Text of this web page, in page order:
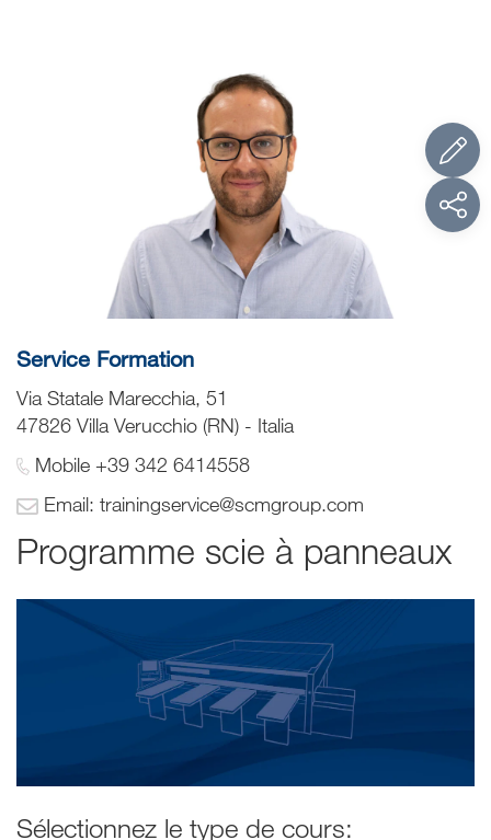
Service Formation
Via Statale Marecchia, 51
47826 Villa Verucchio (RN) - Italia
Mobile +39 342 6414558
Email: trainingservice@scmgroup.com
Programme scie à panneaux
Sélectionnez le type de cours: